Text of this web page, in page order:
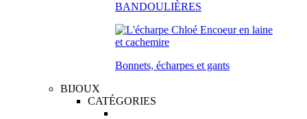
BANDOULIÈRES
Bonnets, écharpes et gants
BIJOUX
CATÉGORIES